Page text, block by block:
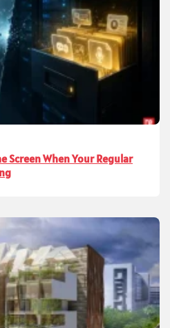
Screen When Your Regular